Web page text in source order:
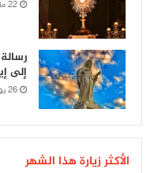
22 مايو، 2025
إلى
26 يونيو، 2024
الأكثر زيارة هذا الشهر